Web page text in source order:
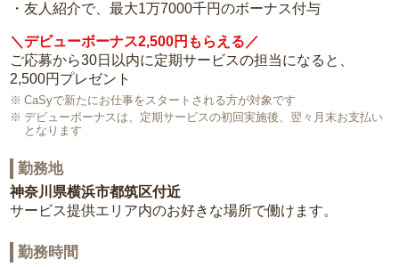
・友人紹介で、最大1万7000千円のボーナス付与
＼デビューボーナス2,500円もらえる／
ご応募から30日以内に定期サービスの担当になると、
2,500円プレゼント
CaSyで新たにお仕事をスタートされる方が対象です
デビューボーナスは、定期サービスの初回実施後、翌々月末お支払い
となります
勤務地
神奈川県横浜市都筑区付近
サービス提供エリア内のお好きな場所で働けます。
勤務時間